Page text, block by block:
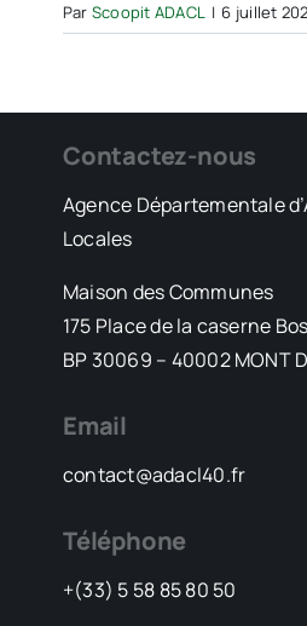
Par Scoopit ADACL | 6 juillet
Contactez-nous
Agence Départementale
Locales
Maison des Communes
175 Place de la caserne
BP 30069 – 40002 MONT
Email
contact@adacl40.fr
Téléphone
+(33) 5 58 85 80 50